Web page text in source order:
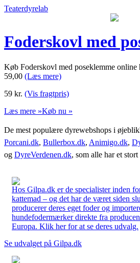
Teaterdyrelab
Foderskovl med
Køb Foderskovl med poseklemme online
59,00 (Læs mere)
59 kr. (Vis fragtpris)
Læs mere »Køb nu »
De mest populære dyrewebshops i
Porcani.dk, Bullerbox.dk, Animigo.dk,
og DyreVerdenen.dk, som alle har et
Hos Gilpa.dk er de specialister inden
kattemad – og det har de været siden
producerer deres eget foder og
hundefodermærker direkte fra
Europa. Klik her for at se deres udvalg.
Se udvalget på Gilpa.dk